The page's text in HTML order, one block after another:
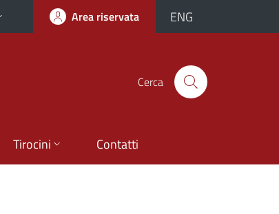
Area riservata ENG
Cerca
Tirocini Contatti